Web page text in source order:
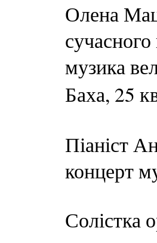
Олена
музика
Баха, 25
Піаніст
концерт
Солістка